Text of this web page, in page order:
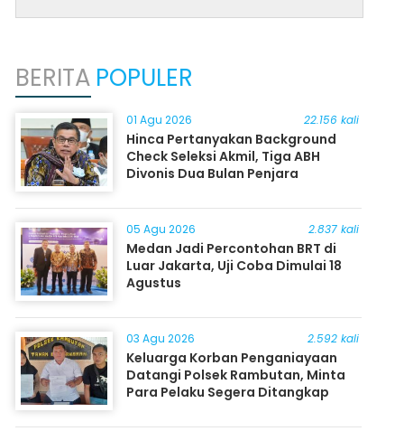
BERITA POPULER
01 Agu 2026 22.156 kali
Hinca Pertanyakan Background
Check Seleksi Akmil, Tiga ABH
Divonis Dua Bulan Penjara
05 Agu 2026 2.837 kali
Medan Jadi Percontohan BRT di
Luar Jakarta, Uji Coba Dimulai 18
Agustus
03 Agu 2026 2.592 kali
Keluarga Korban Penganiayaan
Datangi Polsek Rambutan, Minta
Para Pelaku Segera Ditangkap